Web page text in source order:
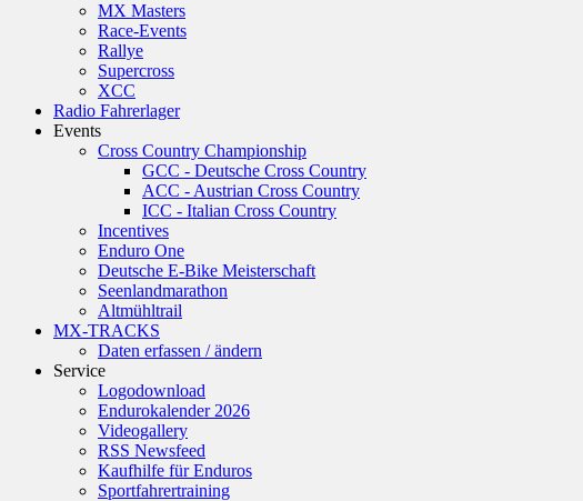
MX Masters
Race-Events
Rallye
Supercross
XCC
Radio Fahrerlager
Events
Cross Country Championship
GCC - Deutsche Cross Country
ACC - Austrian Cross Country
ICC - Italian Cross Country
Incentives
Enduro One
Deutsche E-Bike Meisterschaft
Seenlandmarathon
Altmühltrail
MX-TRACKS
Daten erfassen / ändern
Service
Logodownload
Endurokalender 2026
Videogallery
RSS Newsfeed
Kaufhilfe für Enduros
Sportfahrertraining